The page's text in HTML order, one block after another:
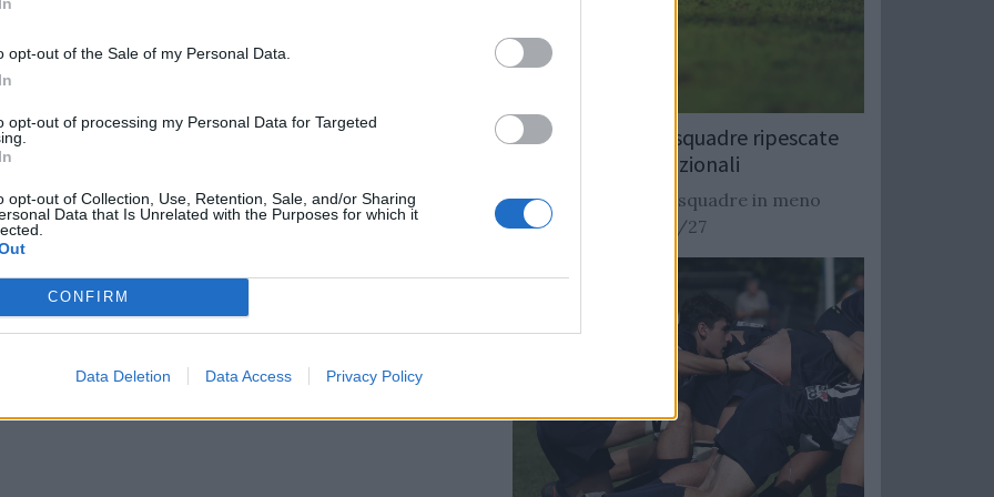
opt-out of the Sale of my Personal Data.
opt-out of processing my Personal Data for Targeted
opt-out of Collection, Use, Retention, Sale, and/or Sharing
Data that Is Unrelated with the Purposes for which it
CONFIRM
Data Deletion Data Access Privacy Policy
la prima volta a Cardiff (24-19) è una
da sottolineare. La seconda, in
le 3 sconfitte ha raggiunto lo storico
mai successo prima.
i Dragoni. Una debacle rimarcata
nell'ultimo aggiornamento del 2024: il
big fuori dalla Top Ten.
Rugby: Record di squadre ripescate
nei campionati nazionali
Si stimano oltre 20 squadre in meno
dalla stagione 2026/27